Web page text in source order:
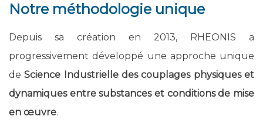
Notre méthodologie unique
Depuis sa création en 2013, RHEONIS a
progressivement développé une approche unique
deScience Industrielle des couplages physiques et
dynamiques entre substances et conditions de mise
en œuvre.